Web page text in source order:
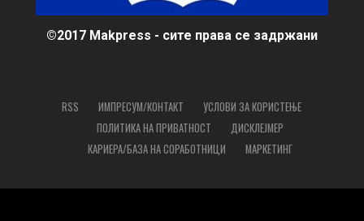
©2017 Makpress - сите права се задржани
RSS ИМПРЕСУМ/КОНТАКТ
УСЛОВИ ЗА КОРИСТЕЊЕ
ПОЛИТИКА НА ПРИВАТНОСТ
ДИСКЛЕЈМЕР
КАРИЕРА/БАЗА НА СОРАБОТНИЦИ
МАРКЕТИНГ